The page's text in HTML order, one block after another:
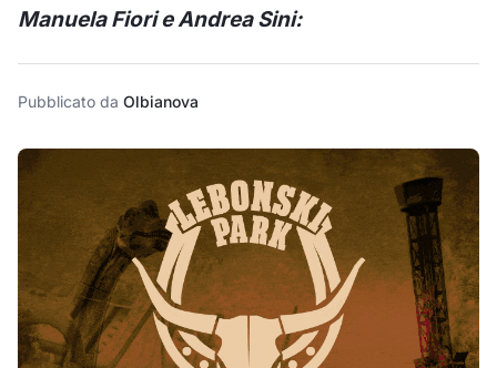
Manuela Fiori e Andrea Sini:
Pubblicato da Olbianova